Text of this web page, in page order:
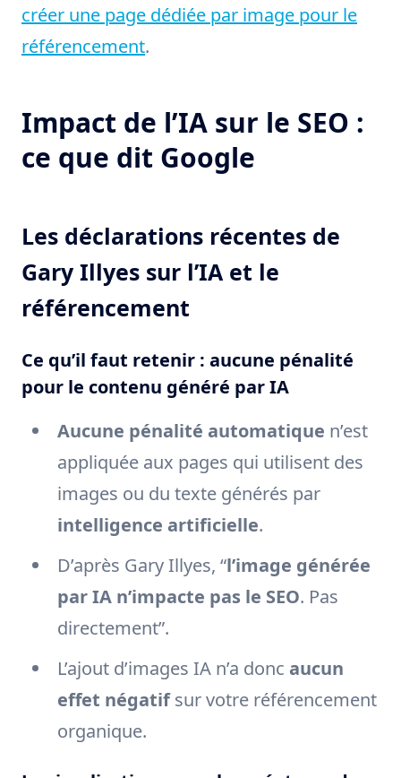
créer une page dédiée par image pour le
référencement.
Impact de l’IA sur le SEO :
ce que dit Google
Les déclarations récentes de
Gary Illyes sur l’IA et le
référencement
Ce qu’il faut retenir : aucune pénalité
pour le contenu généré par IA
Aucune pénalité automatique n’est
appliquée aux pages qui utilisent des
images ou du texte générés par
intelligence artificielle.
D’après Gary Illyes, “l’image générée
par IA n’impacte pas le SEO. Pas
directement”.
L’ajout d’images IA n’a donc aucun
effet négatifsur votre référencement
organique.